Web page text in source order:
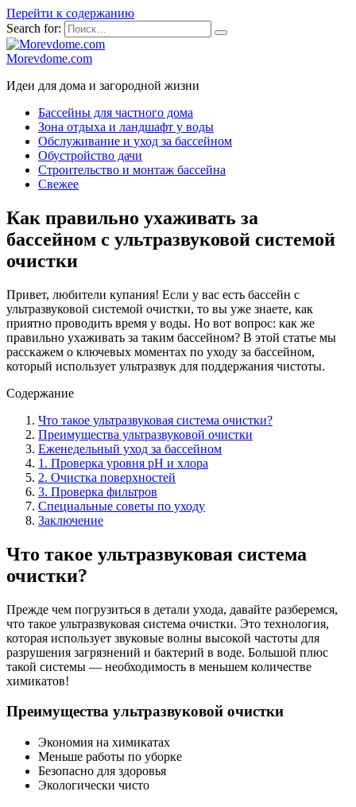
Перейти к содержанию
Search for:
Morevdome.com
Идеи для дома и загородной жизни
Бассейны для частного дома
Зона отдыха и ландшафт у воды
Обслуживание и уход за бассейном
Обустройство дачи
Строительство и монтаж бассейна
Свежее
Как правильно ухаживать за
бассейном с ультразвуковой системой
очистки
Привет, любители купания! Если у вас есть бассейн с
ультразвуковой системой очистки, то вы уже знаете, как
приятно проводить время у воды. Но вот вопрос: как же
правильно ухаживать за таким бассейном? В этой статье мы
расскажем о ключевых моментах по уходу за бассейном,
который использует ультразвук для поддержания чистоты.
Содержание
Что такое ультразвуковая система очистки?
Преимущества ультразвуковой очистки
Еженедельный уход за бассейном
1. Проверка уровня pH и хлора
2. Очистка поверхностей
3. Проверка фильтров
Специальные советы по уходу
Заключение
Что такое ультразвуковая система
очистки?
Прежде чем погрузиться в детали ухода, давайте разберемся,
что такое ультразвуковая система очистки. Это технология,
которая использует звуковые волны высокой частоты для
разрушения загрязнений и бактерий в воде. Большой плюс
такой системы — необходимость в меньшем количестве
химикатов!
Преимущества ультразвуковой очистки
Экономия на химикатах
Меньше работы по уборке
Безопасно для здоровья
Экологически чисто